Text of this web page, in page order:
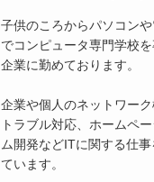
子供のころからパソコン
でコンピュータ専門学校
企業に勤めております。
企業や個人のネットワー
トラブル対応、ホームペ
ム開発などITに関する仕
ています。